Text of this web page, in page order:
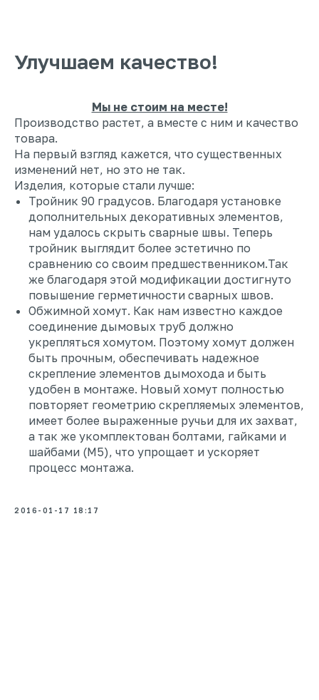
Улучшаем качество!
Мы не стоим на месте!
Производство растет, а вместе с ним и качество
товара.
На первый взгляд кажется, что существенных
изменений нет, но это не так.
Изделия, которые стали лучше:
Тройник 90 градусов. Благодаря установке
дополнительных декоративных элементов,
нам удалось скрыть сварные швы. Теперь
тройник выглядит более эстетично по
сравнению со своим предшественником.Так
же благодаря этой модификации достигнуто
повышение герметичности сварных швов.
Обжимной хомут. Как нам известно каждое
соединение дымовых труб должно
укрепляться хомутом. Поэтому хомут должен
быть прочным, обеспечивать надежное
скрепление элементов дымохода и быть
удобен в монтаже. Новый хомут полностью
повторяет геометрию скрепляемых элементов,
имеет более выраженные ручьи для их захват,
а так же укомплектован болтами, гайками и
шайбами (М5), что упрощает и ускоряет
процесс монтажа.
2016-01-17 18:17